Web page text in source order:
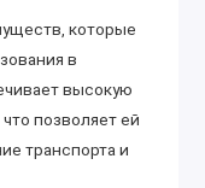
которые
в
высокую
позволяет ей
транспорта и